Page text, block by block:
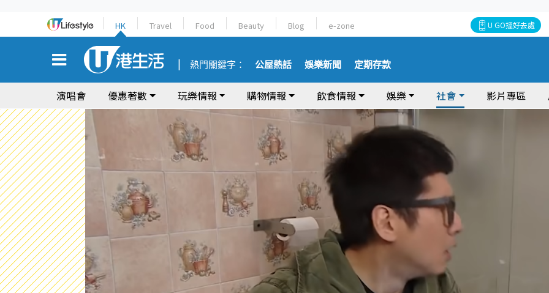
HK Travel Food Beauty Blog e-zone U GO搵好去處
熱門關鍵字： 公屋熱話 娛樂新聞 定期存款
演唱會 優惠著數 玩樂情報 購物情報 飲食情報 娛樂 社會 影片專區